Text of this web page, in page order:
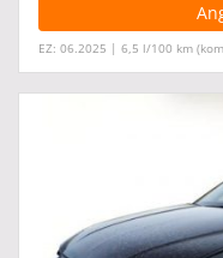
EZ: 06.2025 | 6,5 l/100 km